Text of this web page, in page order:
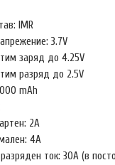
IMR
3.7V
заряд до 4.25V
разряд до 2.5V
mAh
2A
4A
ток: 30A (в